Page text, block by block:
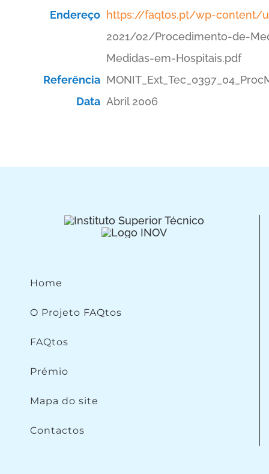
Endereço https://faqtos.pt/wp-content/
2021/02/Procedimento-de-
Medidas-em-Hospitais.pdf
Referência
Data Abril 2006
Home
O Projeto FAQtos
FAQtos
Prémio
Mapa do site
Contactos